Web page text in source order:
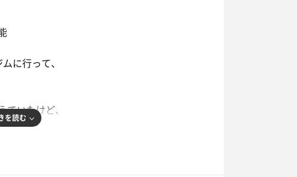
終了
頂いて退館しました
ント
は上2段が無人に🤣下2段で受けるのが精
なったかな
に行って、
いたけど、
を読む